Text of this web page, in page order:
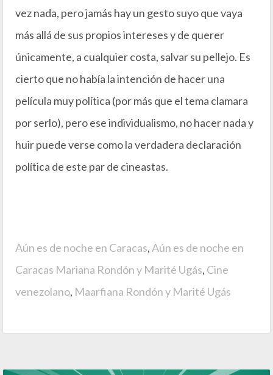
vez nada, pero jamás hay un gesto suyo que vaya
más allá de sus propios intereses y de querer
únicamente, a cualquier costa, salvar su pellejo. Es
cierto que no había la intención de hacer una
película muy política (por más que el tema clamara
por serlo), pero ese individualismo, no hacer nada y
huir puede verse como la verdadera declaración
política de este par de cineastas.
Aún es de noche en Caracas,Aún es de noche en
Caracas Mariana Rondón y Marité Ugás, Cine
venezolano, Maarfiana Rondón y Marité Ugás